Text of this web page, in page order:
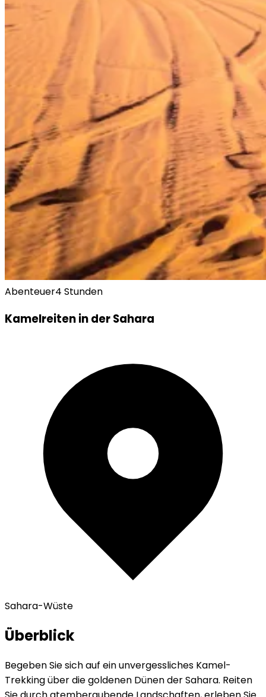
Abenteuer4 Stunden
Kamelreiten in der Sahara
Sahara-Wüste
Überblick
Begeben Sie sich auf ein unvergessliches Kamel-
Trekking über die goldenen Dünen der Sahara. Reiten